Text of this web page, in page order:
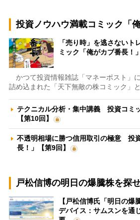
投資ノウハウ満載コミック「
「売り時」を逃さない
ミック「俺がカブ番長！
かつて投資情報雑誌「マネーポスト」
詰め込まれた「天下無敵の株コミック」
テクニカル分析・集中講義 投資コミ
【第10回】
不透明相場に勝つ信用取引の極意 投
長！」【第9回】
戸松信博の明日の爆騰株を探せ
【戸松信博氏「明日の爆
デバイス：サムスンを通